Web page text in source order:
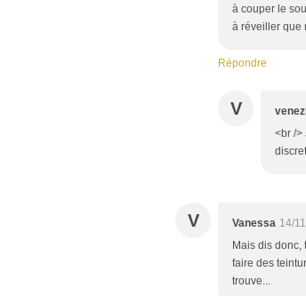
à couper le
à réveiller que
Répondre
V
<br />
V Vanessa 14/
Mais dis donc,
faire des
trouve...